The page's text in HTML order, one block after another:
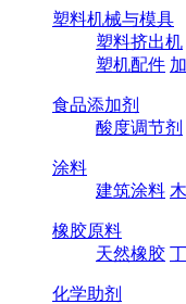
塑料机械与模具
塑料挤出机
塑机配件
食品添加剂
酸度调节剂
涂料
建筑涂料
橡胶原料
天然橡胶
化学助剂